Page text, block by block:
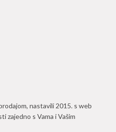
nastavili 2015. s web
zajedno s Vama i Vašim